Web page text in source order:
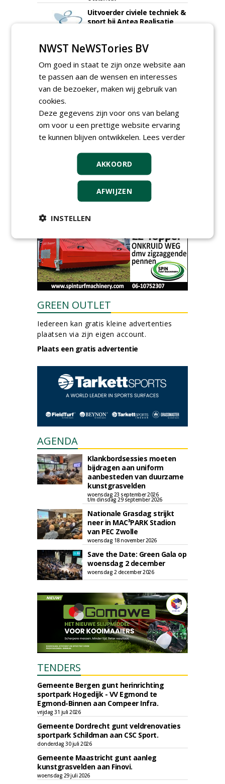
Uitvoerder civiele techniek &
sport bij Antea Realisatie
Meewerkend Voorman
Werkorganisatie BUCH
09-07-2026, Castricum en Uitgeest
Allround
Nederland B.V.
06-08-2026, Ven Zelderheide
Groeiplaats specialist bij
Boominspecteur bij
Boomtotaalzorg24-40 uur
30-07-2026, Schalkwijk
meer Groene Banen
GREEN OUTLET
Iedereen kan gratis kleine advertenties
plaatsen via zijn eigen account.
Plaats een gratis advertentie
AGENDA
Klankbordsessies moeten
bijdragen aan uniform
aanbesteden van duurzame
kunstgrasvelden
woensdag 23 september 2026
t/m dinsdag 29 september 2026
Nationale Grasdag strijkt
neer in MAC³PARK Stadion
van PEC Zwolle
woensdag 18 november 2026
Save the Date: Green Gala op
woensdag 2 december
woensdag 2 december 2026
TENDERS
Gemeente Bergen gunt herinrichting
sportpark Hogedijk - VV Egmond te
Egmond-Binnen aan Compeer Infra.
vrijdag 31 juli 2026
Gemeente Dordrecht gunt veldrenovaties
sportpark Schildman aan CSC Sport.
donderdag 30 juli 2026
Gemeente Maastricht gunt aanleg
kunstgrasvelden aan Finovi.
woensdag 29 juli 2026
NWST NeWSTories BV
Om goed in staat te zijn onze website aan
te passen aan de wensen en interesses
van de bezoeker, maken wij gebruik van
cookies.
Deze gegevens zijn voor ons van belang
om voor u een prettige website ervaring
te kunnen blijven ontwikkelen. Lees verder
AKKOORD
AFWIJZEN
INSTELLEN